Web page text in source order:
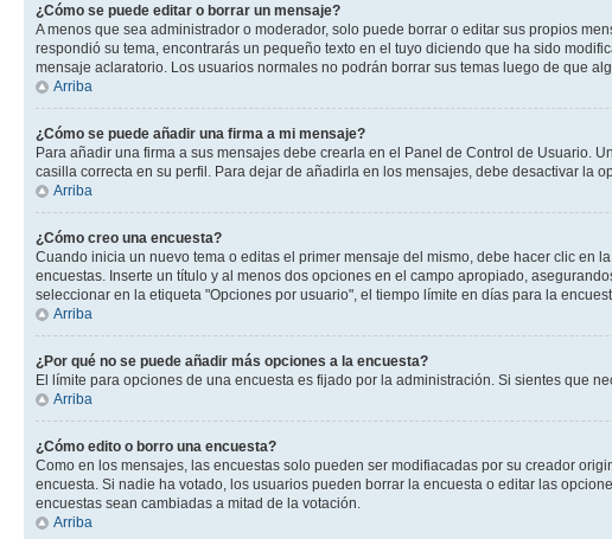
¿Cómo se puede editar o borrar un mensaje?
A menos que sea administrador o moderador, solo puede borrar o editar sus propios
respondió su tema, encontrarás un pequeño texto en el tuyo diciendo que ha sido
mensaje aclaratorio. Los usuarios normales no podrán borrar sus temas luego de que
Arriba
¿Cómo se puede añadir una firma a mi mensaje?
Para añadir una firma a sus mensajes debe crearla en el Panel de Control de Usuario.
casilla correcta en su perfil. Para dejar de añadirla en los mensajes, debe desactivar la
Arriba
¿Cómo creo una encuesta?
Cuando inicia un nuevo tema o editas el primer mensaje del mismo, debe hacer clic en
encuestas. Inserte un título y al menos dos opciones en el campo apropiado,
seleccionar en la etiqueta "Opciones por usuario", el tiempo límite en días para la
Arriba
¿Por qué no se puede añadir más opciones a la encuesta?
El límite para opciones de una encuesta es fijado por la administración. Si sientes que
Arriba
¿Cómo edito o borro una encuesta?
Como en los mensajes, las encuestas solo pueden ser modifiacadas por su creador
encuesta. Si nadie ha votado, los usuarios pueden borrar la encuesta o editar las
encuestas sean cambiadas a mitad de la votación.
Arriba